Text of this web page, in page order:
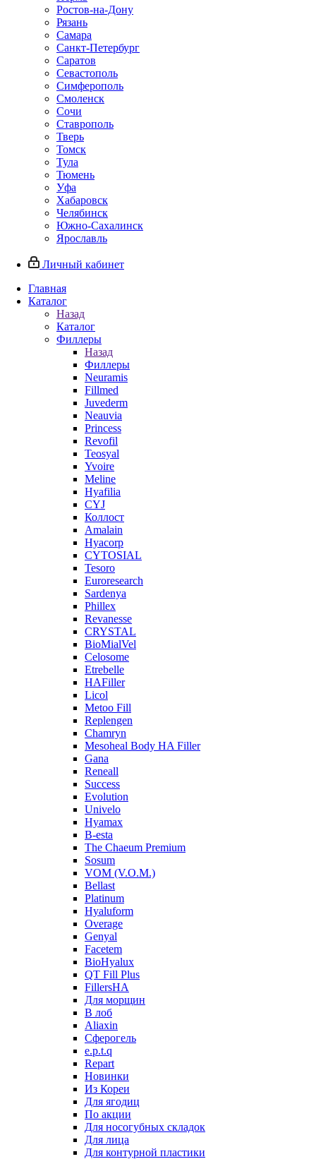
Ростов-на-Дону
Рязань
Самара
Санкт-Петербург
Саратов
Севастополь
Симферополь
Смоленск
Сочи
Ставрополь
Тверь
Томск
Тула
Тюмень
Уфа
Хабаровск
Челябинск
Южно-Сахалинск
Ярославль
Личный кабинет
Главная
Каталог
Назад
Каталог
Филлеры
Назад
Филлеры
Neuramis
Fillmed
Juvederm
Neauvia
Princess
Revofil
Teosyal
Yvoire
Meline
Hyafilia
CYJ
Коллост
Amalain
Hyacorp
CYTOSIAL
Tesoro
Euroresearch
Sardenya
Phillex
Revanesse
CRYSTAL
BioMialVel
Celosome
Etrebelle
HAFiller
Licol
Metoo Fill
Replengen
Chamryn
Mesoheal Body HA Filler
Gana
Reneall
Success
Evolution
Univelo
Hyamax
B-esta
The Chaeum Premium
Sosum
VOM (V.O.M.)
Bellast
Platinum
Hyaluform
Overage
Genyal
Facetem
BioHyalux
QT Fill Plus
FillersHA
Для морщин
В лоб
Aliaxin
Сферогель
e.p.t.q
Repart
Новинки
Из Кореи
Для ягодиц
По акции
Для носогубных складок
Для лица
Для контурной пластики